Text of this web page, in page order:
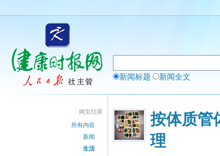
新闻标题 新闻全文
网页结果
所有内容
新闻
生活
按体质管
理